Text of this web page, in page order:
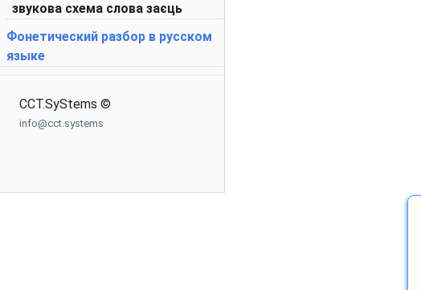
звукова схема слова заєць
Фонетический разбор в русском
языке
CCT.SyStems ©
info@cct.systems